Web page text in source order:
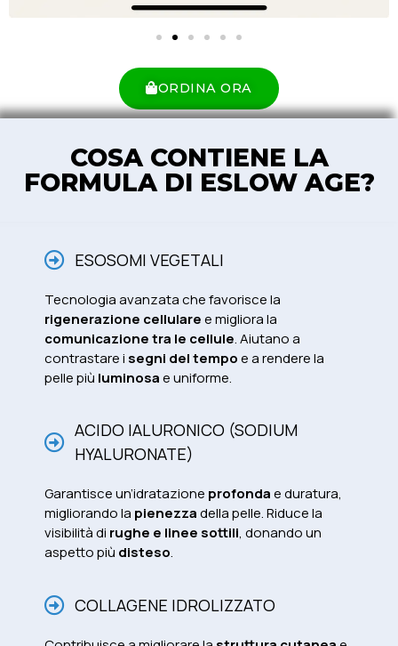
ORDINA ORA
COSA CONTIENE LA
FORMULA DI ESLOW AGE?
ESOSOMI VEGETALI
Tecnologia avanzata che favorisce la
rigenerazione cellularee migliora la
comunicazione tra le cellule. Aiutano a
contrastare i segni del tempoe a rendere la
pelle più luminosae uniforme.
ACIDO IALURONICO (SODIUM
HYALURONATE)
Garantisce un’idratazione profondae duratura,
migliorando la pienezzadella pelle. Riduce la
visibilità di rughe e linee sottili, donando un
aspetto più disteso.
COLLAGENE IDROLIZZATO